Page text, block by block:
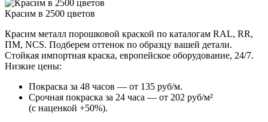
Красим в 2500 цветов
Красим металл порошковой краской по каталогам RAL, RR,
ПМ, NCS. Подберем оттенок по образцу вашей детали.
Стойкая импортная краска, европейское оборудование, 24/7.
Низкие цены:
Покраска за 48 часов — от 135 руб/м.
Срочная покраска за 24 часа — от 202 руб/м²
(с наценкой +50%).